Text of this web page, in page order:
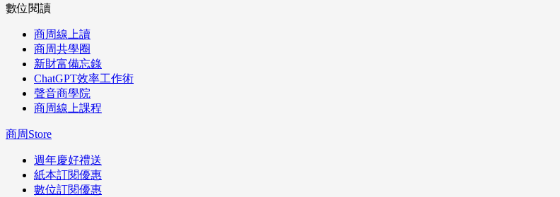
數位閱讀
商周線上讀
商周共學圈
新財富備忘錄
ChatGPT效率工作術
聲音商學院
商周線上課程
商周Store
週年慶好禮送
紙本訂閱優惠
數位訂閱優惠